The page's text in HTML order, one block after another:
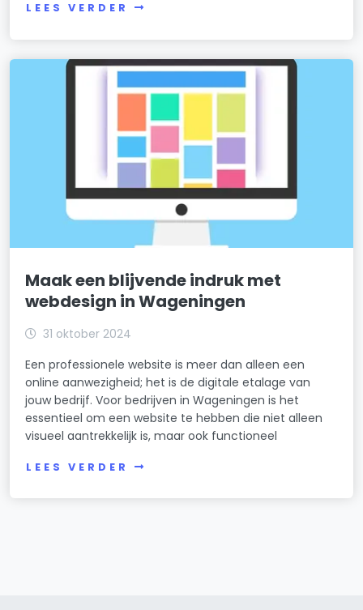
LEES VERDER
Maak een blijvende indruk met
webdesign in Wageningen
31 oktober 2024
Een professionele website is meer dan alleen een
online aanwezigheid; het is de digitale etalage van
jouw bedrijf. Voor bedrijven in Wageningen is het
essentieel om een website te hebben die niet alleen
visueel aantrekkelijk is, maar ook functioneel
LEES VERDER